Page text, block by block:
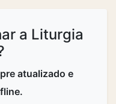
a Liturgia
atualizado e